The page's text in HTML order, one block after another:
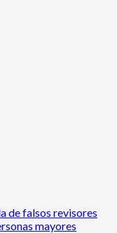
de falsos revisores
mayores